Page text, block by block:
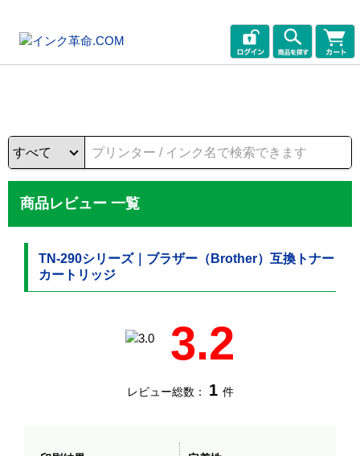
商品レビュー 一覧
TN-290シリーズ｜ブラザー（Brother）互換トナー
カートリッジ
3.2
レビュー総数： 1 件